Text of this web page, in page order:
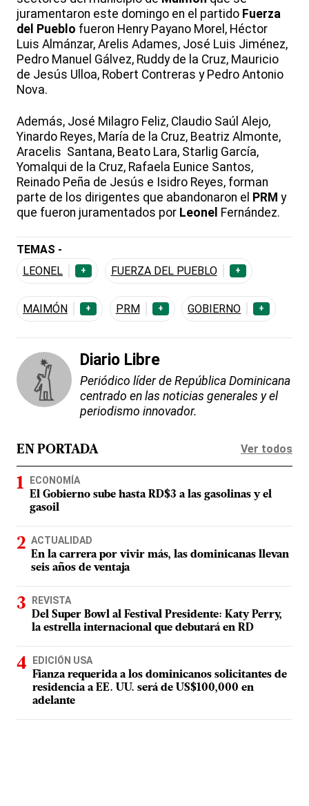
juramentaron este domingo en el partido Fuerza
del Pueblo fueron Henry Payano Morel, Héctor
Luis Almánzar, Arelis Adames, José Luis Jiménez,
Pedro Manuel Gálvez, Ruddy de la Cruz, Mauricio
de Jesús Ulloa, Robert Contreras y Pedro Antonio
Nova.
Además, José Milagro Feliz, Claudio Saúl Alejo,
Yinardo Reyes, María de la Cruz, Beatriz Almonte,
Aracelis Santana, Beato Lara, Starlig García,
Yomalqui de la Cruz, Rafaela Eunice Santos,
Reinado Peña de Jesús e Isidro Reyes, forman
parte de los dirigentes que abandonaron el PRM y
que fueron juramentados por Leonel Fernández.
TEMAS -
LEONEL
+ FUERZA DEL PUEBLO +
MAIMÓN + PRM + GOBIERNO +
Diario Libre
Periódico líder de República Dominicana
centrado en las noticias generales y el
periodismo innovador.
EN PORTADA Ver todos
ECONOMÍA
El Gobierno sube hasta RD$3 a las gasolinas y el
gasoil
ACTUALIDAD
En la carrera por vivir más, las dominicanas llevan
seis años de ventaja
REVISTA
Del Super Bowl al Festival Presidente: Katy Perry,
la estrella internacional que debutará en RD
EDICIÓN USA
Fianza requerida a los dominicanos solicitantes de
residencia a EE. UU. será de US$100,000 en
adelante